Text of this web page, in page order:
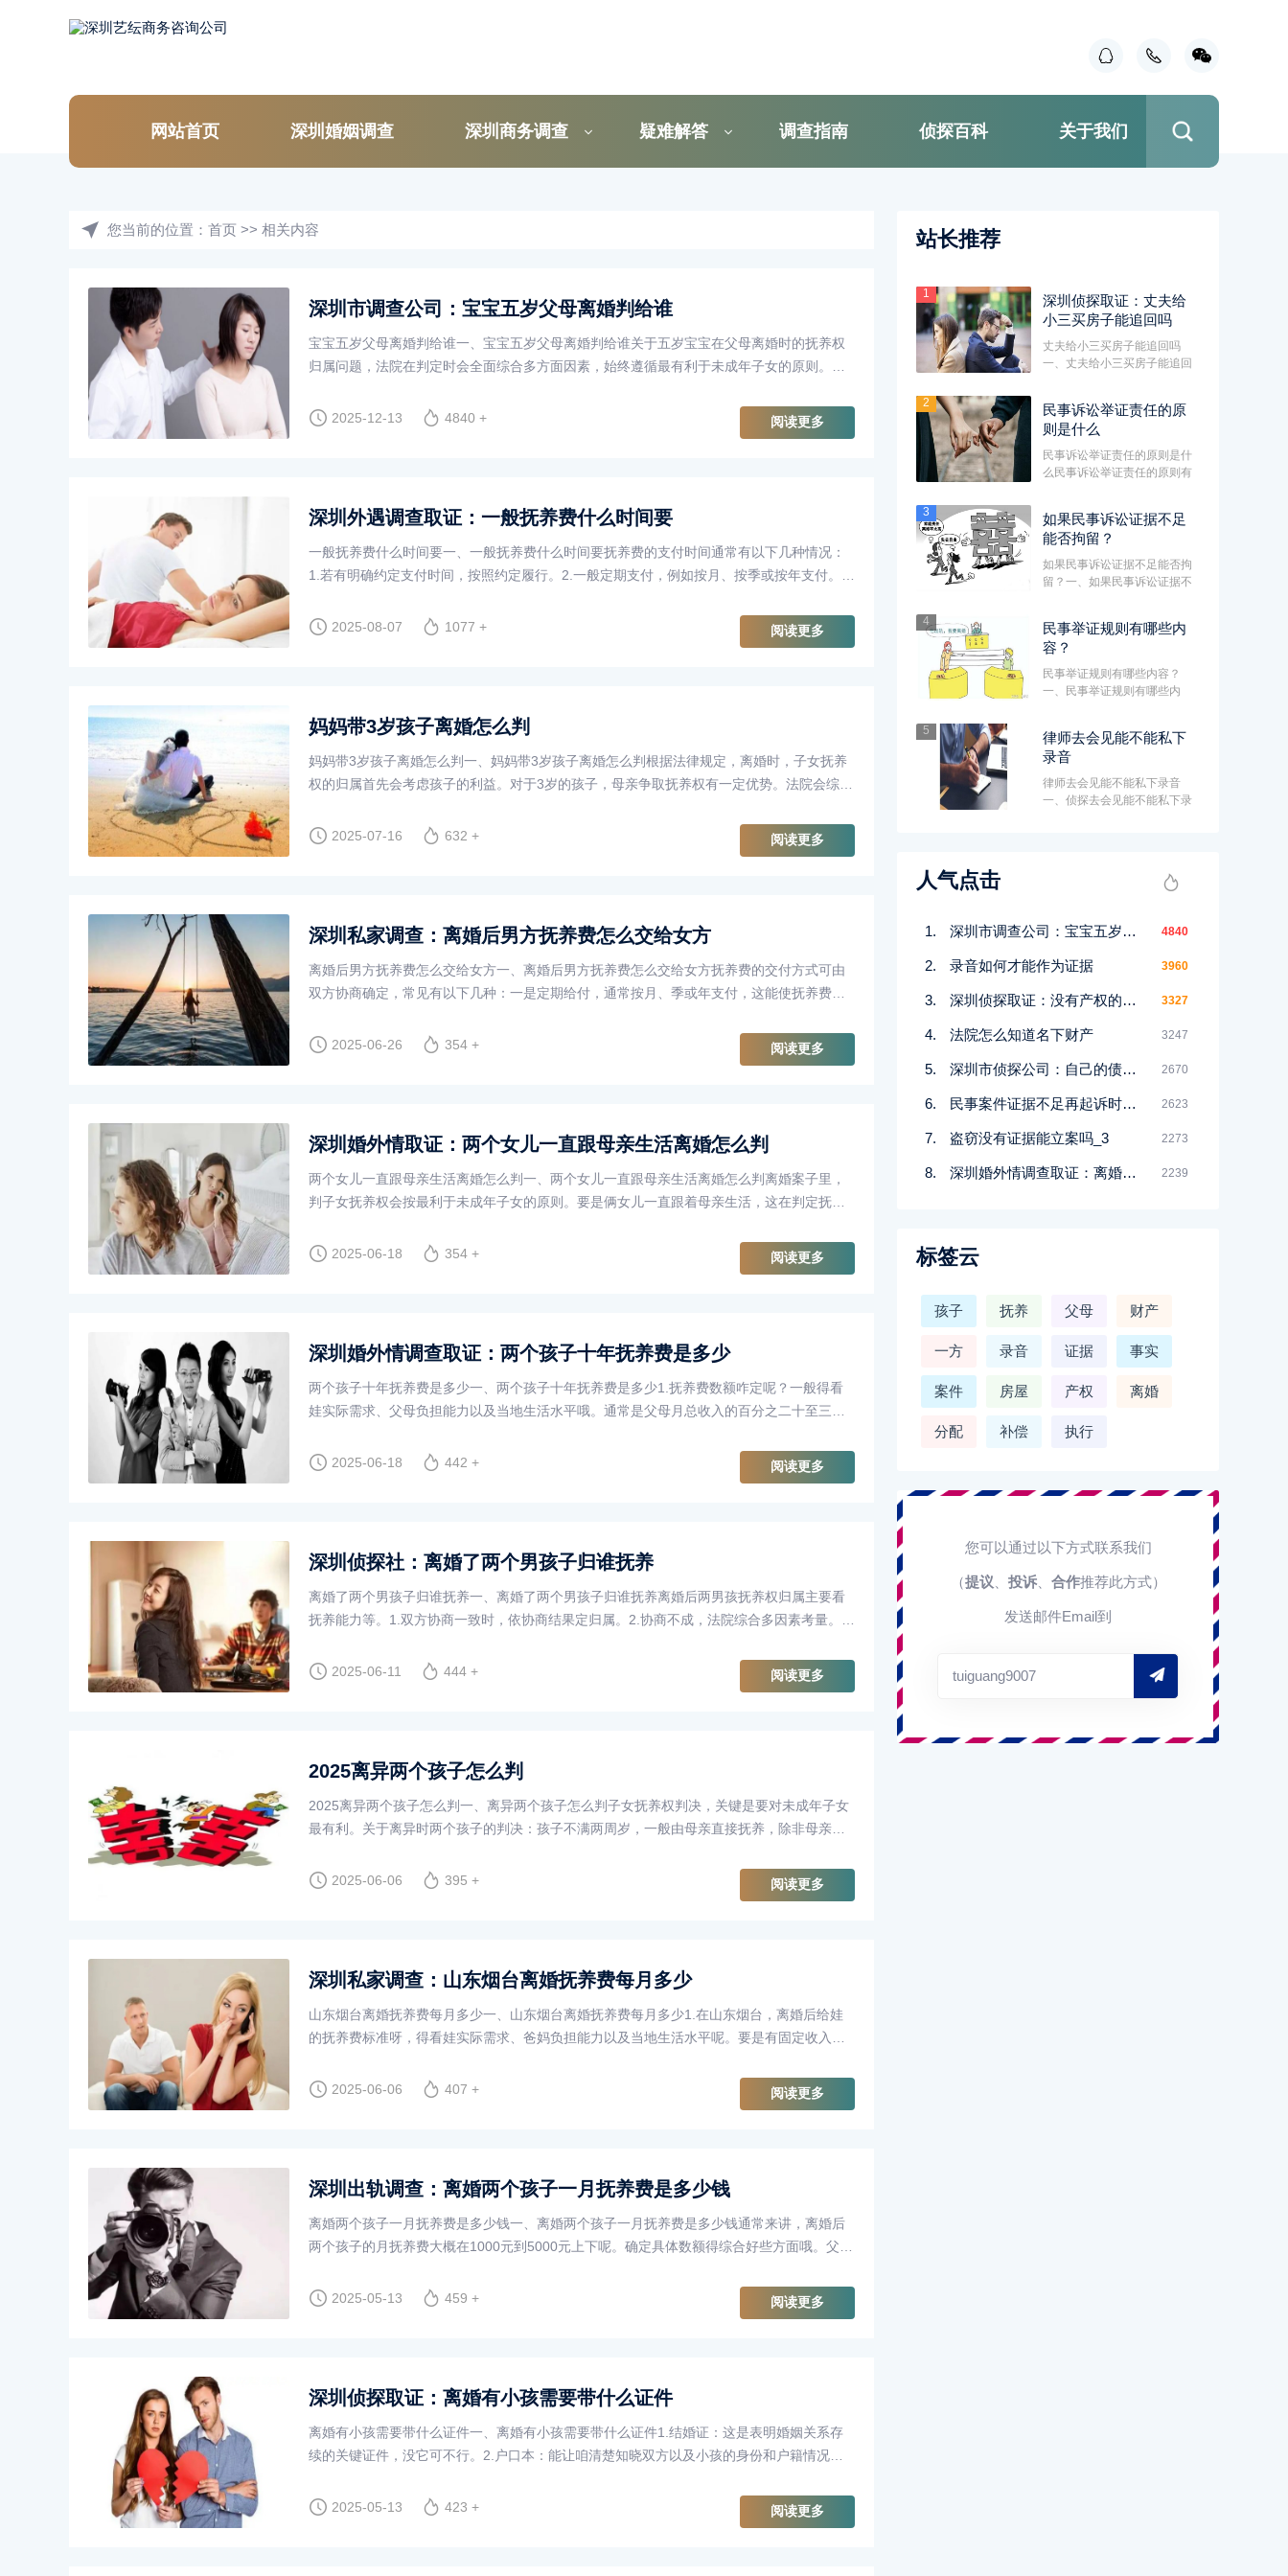
网站首页 深圳婚姻调查 深圳商务调查 疑难解答 调查指南 侦探百科 关于我们
您当前的位置： 首页 >> 相关内容
深圳市调查公司：宝宝五岁父母离婚判给谁
宝宝五岁父母离婚判给谁一、宝宝五岁父母离婚判给谁关于五岁宝宝在父母离婚时的抚养权
归属问题，法院在判定时会全面综合多方面因素，始终遵循最有利于未成年子女的原则。具
2025-12-13
4840 + 阅读更多
深圳外遇调查取证：一般抚养费什么时间要
一般抚养费什么时间要一、一般抚养费什么时间要抚养费的支付时间通常有以下几种情况：
1.若有明确约定支付时间，按照约定履行。2.一般定期支付，例如按月、按季或按年支付。常
2025-08-07
1077 + 阅读更多
妈妈带3岁孩子离婚怎么判
妈妈带3岁孩子离婚怎么判一、妈妈带3岁孩子离婚怎么判根据法律规定，离婚时，子女抚养
权的归属首先会考虑孩子的利益。对于3岁的孩子，母亲争取抚养权有一定优势。法院会综合
2025-07-16
632 + 阅读更多
深圳私家调查：离婚后男方抚养费怎么交给女方
离婚后男方抚养费怎么交给女方一、离婚后男方抚养费怎么交给女方抚养费的交付方式可由
双方协商确定，常见有以下几种：一是定期给付，通常按月、季或年支付，这能使抚养费给
2025-06-26
354 + 阅读更多
深圳婚外情取证：两个女儿一直跟母亲生活离婚怎么判
两个女儿一直跟母亲生活离婚怎么判一、两个女儿一直跟母亲生活离婚怎么判离婚案子里，
判子女抚养权会按最利于未成年子女的原则。要是俩女儿一直跟着母亲生活，这在判定抚养
2025-06-18
354 + 阅读更多
深圳婚外情调查取证：两个孩子十年抚养费是多少
两个孩子十年抚养费是多少一、两个孩子十年抚养费是多少1.抚养费数额咋定呢？一般得看
娃实际需求、父母负担能力以及当地生活水平哦。通常是父母月总收入的百分之二十至三
2025-06-18
442 + 阅读更多
深圳侦探社：离婚了两个男孩子归谁抚养
离婚了两个男孩子归谁抚养一、离婚了两个男孩子归谁抚养离婚后两男孩抚养权归属主要看
抚养能力等。1.双方协商一致时，依协商结果定归属。2.协商不成，法院综合多因素考量。两
2025-06-11
444 + 阅读更多
2025离异两个孩子怎么判
2025离异两个孩子怎么判一、离异两个孩子怎么判子女抚养权判决，关键是要对未成年子女
最有利。关于离异时两个孩子的判决：孩子不满两周岁，一般由母亲直接抚养，除非母亲不
2025-06-06
395 + 阅读更多
深圳私家调查：山东烟台离婚抚养费每月多少
山东烟台离婚抚养费每月多少一、山东烟台离婚抚养费每月多少1.在山东烟台，离婚后给娃
的抚养费标准呀，得看娃实际需求、爸妈负担能力以及当地生活水平呢。要是有固定收入，
2025-06-06
407 + 阅读更多
深圳出轨调查：离婚两个孩子一月抚养费是多少钱
离婚两个孩子一月抚养费是多少钱一、离婚两个孩子一月抚养费是多少钱通常来讲，离婚后
两个孩子的月抚养费大概在1000元到5000元上下呢。确定具体数额得综合好些方面哦。父母
2025-05-13
459 + 阅读更多
深圳侦探取证：离婚有小孩需要带什么证件
离婚有小孩需要带什么证件一、离婚有小孩需要带什么证件1.结婚证：这是表明婚姻关系存
续的关键证件，没它可不行。2.户口本：能让咱清楚知晓双方以及小孩的身份和户籍情况，
2025-05-13
423 + 阅读更多
站长推荐
1
深圳侦探取证：丈夫给
小三买房子能追回吗
丈夫给小三买房子能追回吗
一、丈夫给小三买房子能追回
2
民事诉讼举证责任的原
则是什么
民事诉讼举证责任的原则是什
么民事诉讼举证责任的原则有
3
如果民事诉讼证据不足
能否拘留？
如果民事诉讼证据不足能否拘
留？一、如果民事诉讼证据不
4
民事举证规则有哪些内
容？
民事举证规则有哪些内容？
一、民事举证规则有哪些内
5
律师去会见能不能私下
录音
律师去会见能不能私下录音
一、侦探去会见能不能私下录
人气点击
深圳市调查公司：宝宝五岁父母离婚判给谁 4840
录音如何才能作为证据 3960
深圳侦探取证：没有产权的房屋离婚怎么分配 3327
法院怎么知道名下财产 3247
深圳市侦探公司：自己的债务儿子会继承吗 2670
民事案件证据不足再起诉时间限制有什么 2623
盗窃没有证据能立案吗_3 2273
深圳婚外情调查取证：离婚协议可以分割婚前财产吗 2239
标签云
孩子 抚养 父母 财产
一方 录音 证据 事实
案件 房屋 产权 离婚
分配 补偿 执行
您可以通过以下方式联系我们
（提议 投诉、 合作推荐此方式）
发送邮件Email到
tuiguang9007